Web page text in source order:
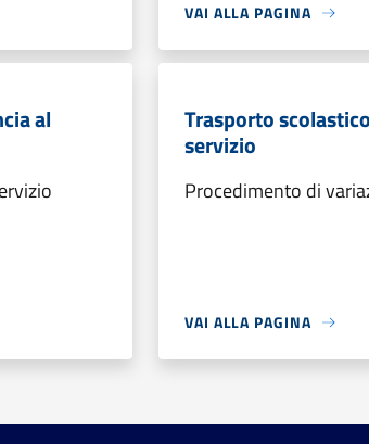
VAI ALLA PAGINA
al Trasporto
servizio
Procedimento di
VAI ALLA PAGINA